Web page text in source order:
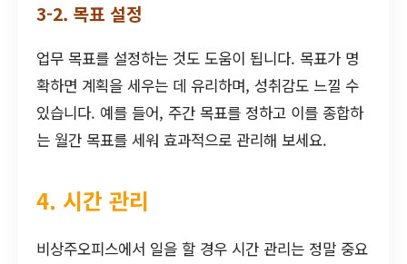
3-2. 목표 설정
업무 목표를 설정하는 것도 도움이 됩니다. 목표가 명
확하면 계획을 세우는 데 유리하며, 성취감도 느낄 수
있습니다. 예를 들어, 주간 목표를 정하고 이를 종합하
는 월간 목표를 세워 효과적으로 관리해 보세요.
4. 시간 관리
비상주오피스에서 일을 할 경우 시간 관리는 정말 중요